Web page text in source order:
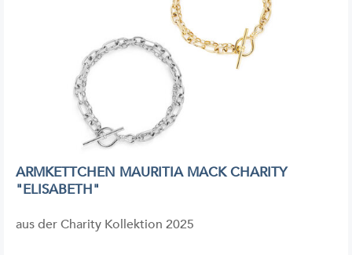
ARMKETTCHEN MAURITIA MACK CHARITY
"ELISABETH"
aus der Charity Kollektion 2025